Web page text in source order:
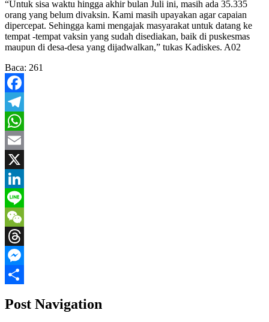
“Untuk sisa waktu hingga akhir bulan Juli ini, masih ada 35.335
orang yang belum divaksin. Kami masih upayakan agar capaian
dipercepat. Sehingga kami mengajak masyarakat untuk datang ke
tempat -tempat vaksin yang sudah disediakan, baik di puskesmas
maupun di desa-desa yang dijadwalkan,” tukas Kadiskes. A02
Baca: 261
Facebook
Telegram
WhatsApp
Email
X
LinkedIn
Line
WeChat
Threads
Messenger
Post Navigation